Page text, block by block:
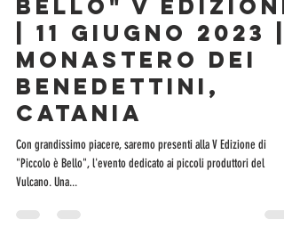
"Piccolo è
Bello" V Edizione
| 11 Giugno 2023 |
Monastero dei
Benedettini,
Catania
Con grandissimo piacere, saremo presenti alla V Edizione di
Vulcano. Una...